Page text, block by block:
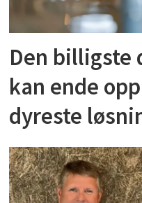
Den billigste
kan ende
dyreste